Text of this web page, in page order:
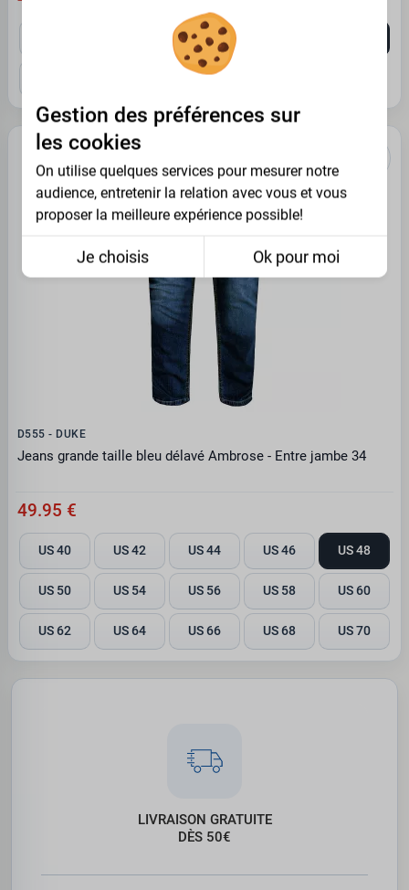
US 44
US 58
D555 - DUKE
Jeans grande taille bleu délavé Ambrose - Entre jambe 34
49.95 €
US 40 US 42 US 44 US 46 US 48
US 50 US 54 US 56 US 58 US 60
US 62 US 64 US 66 US 68 US 70
LIVRAISON GRATUITE
DÈS 50€
Gestion des préférences sur
les cookies
On utilise quelques services pour mesurer notre
audience, entretenir la relation avec vous et vous
proposer la meilleure expérience possible!
Je choisis Ok pour moi